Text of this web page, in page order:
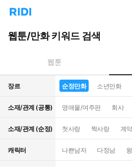
리
홈
으
턴
트
웹툰/만화 키워드 검색
웹툰
장르 순정만화 소년만화
소재/관계 (공통) 영애물/여주판 회사
소재/관계 (순정) 첫사랑 짝사랑 계
캐릭터 나쁜남자 다정남